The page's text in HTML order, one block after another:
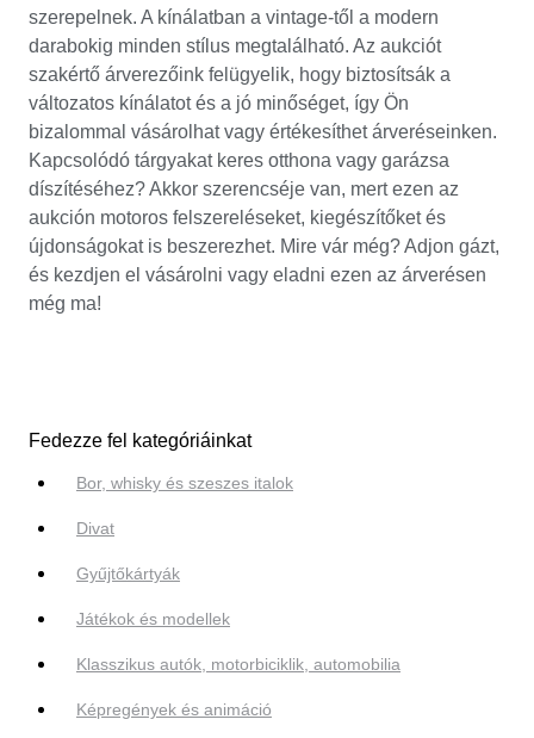
szerepelnek. A kínálatban a vintage-től a modern
darabokig minden stílus megtalálható. Az aukciót
szakértő árverezőink felügyelik, hogy biztosítsák a
változatos kínálatot és a jó minőséget, így Ön
bizalommal vásárolhat vagy értékesíthet árveréseinken.
Kapcsolódó tárgyakat keres otthona vagy garázsa
díszítéséhez? Akkor szerencséje van, mert ezen az
aukción motoros felszereléseket, kiegészítőket és
újdonságokat is beszerezhet. Mire vár még? Adjon gázt,
és kezdjen el vásárolni vagy eladni ezen az árverésen
még ma!
Fedezze fel kategóriáinkat
Bor, whisky és szeszes italok
Divat
Gyűjtőkártyák
Játékok és modellek
Klasszikus autók, motorbiciklik, automobilia
Képregények és animáció